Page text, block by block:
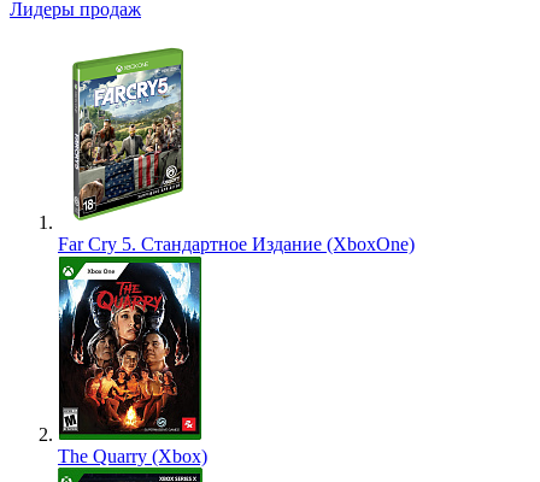
Лидеры продаж
Far Cry 5. Стандартное Издание (XboxOne)
The Quarry (Xbox)